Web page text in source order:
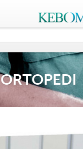
ORTOPEDI